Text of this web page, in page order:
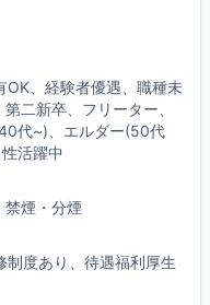
OK、経験者優遇、職種未
二新卒、フリーター、
代~)、エルダー(50代
活躍中
禁煙・分煙
制度あり、待遇福利厚生